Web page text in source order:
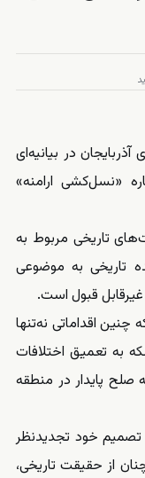
در بیانیه‌ای
«نسل‌کشی ارامنه»
تاریخی مربوط به
پیچیده تاریخی به موضوعی
قبول است.
چنین اقداماتی نه‌تنها
به تعمیق اختلافات
پایدار در منطقه
تصمیم خود تجدیدنظر
از حقیقت تاریخی،